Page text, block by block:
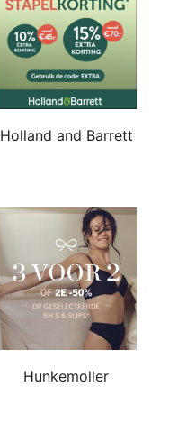
Holland and Barrett
Hunkemoller